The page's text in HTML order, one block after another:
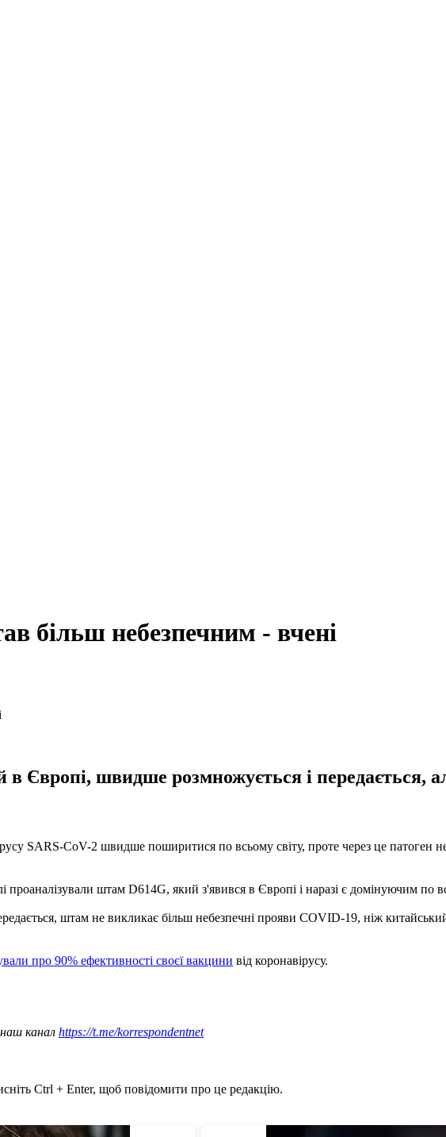
більш небезпечним - вчені
Європі, швидше розмножується і передається,
SARS-CoV-2 швидше поширитися по всьому світу, проте через це патоген
проаналізували штам D614G, який з'явився в Європі і наразі є домінуючим по
штам не викликає більш небезпечні прояви COVID-19, ніж
про 90% ефективності своєї вакцини від коронавірусу.
канал https://t.me/korrespondentnet
Ctrl + Enter, щоб повідомити про це редакцію.